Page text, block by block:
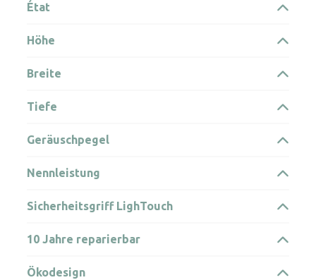
État
Höhe
Breite
Tiefe
Geräuschpegel
Nennleistung
Sicherheitsgriff LighTouch
10 Jahre reparierbar
Ökodesign